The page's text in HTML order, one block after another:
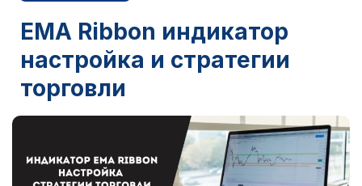
EMA Ribbon индикатор
настройка и стратегии
торговли